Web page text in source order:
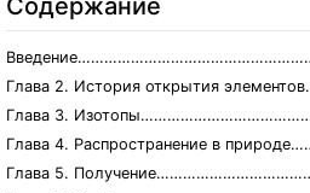
Содержание
Глава 2. История открытия
Глава 3.
Глава 4. Распространение в
Глава 5.